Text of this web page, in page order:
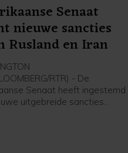
Senaat
nieuwe sancties
Rusland en Iran
RTR) - De
Senaat heeft ingestemd
uitgebreide sancties